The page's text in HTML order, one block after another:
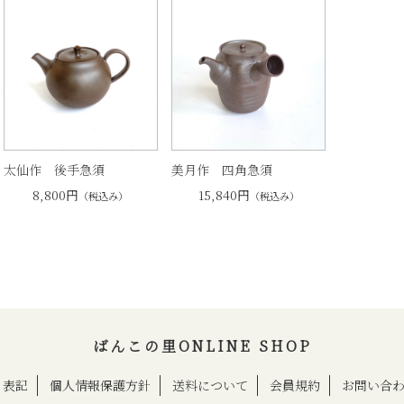
太仙作 後手急須
8,800円 （税込み）
美月作 四角急須
15,840円 （税込み）
ばんこの里ONLINE SHOP
記 個人情報保護方針 送料について 会員規約 お問い合